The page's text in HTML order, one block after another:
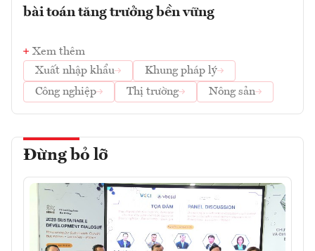
bài toán tăng trưởng bền vững
Xem thêm
Xuất nhập khẩu
Khung pháp lý
Công nghiệp
Thị trường Nông sản
Đừng bỏ lỡ